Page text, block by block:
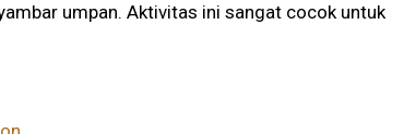
umpan. Aktivitas ini sangat cocok untuk